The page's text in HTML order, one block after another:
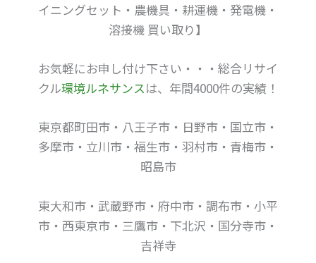
イニングセット・農機具・耕運機・発電機・
溶接機 買い取り】
お気軽にお申し付け下さい・・・総合リサイ
クル環境ルネサンスは、年間4000件の実績！
東京都町田市・八王子市・日野市・国立市・
多摩市・立川市・福生市・羽村市・青梅市・
昭島市
東大和市・武蔵野市・府中市・調布市・小平
市・西東京市・三鷹市・下北沢・国分寺市・
吉祥寺